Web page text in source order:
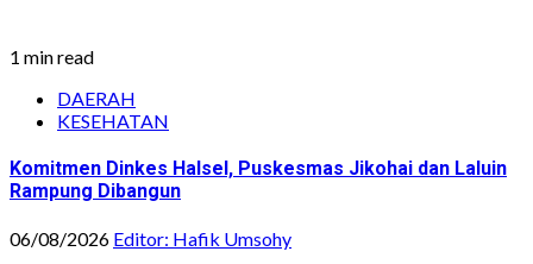
1 min read
DAERAH
KESEHATAN
Komitmen Dinkes Halsel, Puskesmas Jikohai dan Laluin
Rampung Dibangun
06/08/2026 Editor: Hafik Umsohy